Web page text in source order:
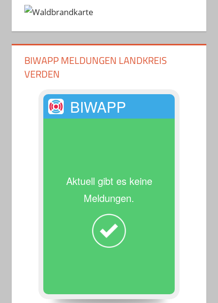
BIWAPP MELDUNGEN LANDKREIS
VERDEN
BIWAPP
Aktuell gibt es keine
Meldungen.